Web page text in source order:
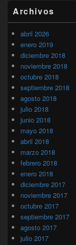
Archivos
abril 2026
enero 2019
diciembre 2018
noviembre 2018
octubre 2018
septiembre 2018
agosto 2018
julio 2018
junio 2018
mayo 2018
abril 2018
marzo 2018
febrero 2018
enero 2018
diciembre 2017
noviembre 2017
octubre 2017
septiembre 2017
agosto 2017
julio 2017